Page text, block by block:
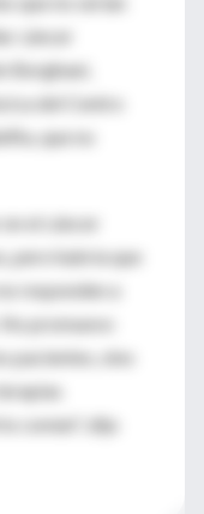
cáncer
Borghaei,
del Centro
que no
el cáncer
pero habría que
responden a
promuevo
pacientes, sino
común", dijo